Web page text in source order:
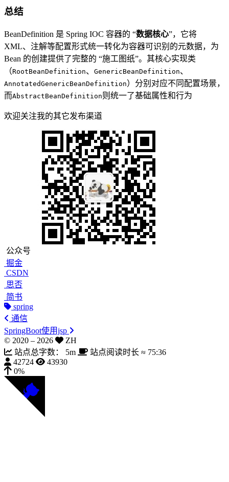
总结
BeanDefinition 是 Spring IOC 容器的 “数据核心”，它将
XML、注解等配置形式统一转化为容器可识别的元数据，为
Bean 的创建提供了完整的 “施工图纸”。其核心实现类
（RootBeanDefinition、 GenericBeanDefinition、
AnnotatedGenericBeanDefinition）分别对应不同配置场景，
而AbstractBeanDefinition则统一了基础属性和行为
欢迎关注我的其它发布渠道
公众号
掘金
CSDN
思否
简书
spring
通信
SpringBoot使用jsp
© 2020 – 2026
ZH
站点总字数：
5m 站点阅读时长 ≈ 75:36
42724
43930
0%